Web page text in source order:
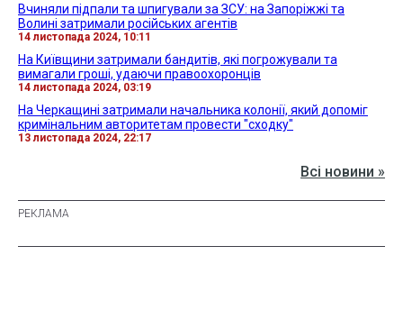
Вчиняли підпали та шпигували за ЗСУ: на Запоріжжі та
Волині затримали російських агентів
14 листопада 2024, 10:11
На Київщини затримали бандитів, які погрожували та
вимагали гроші, удаючи правоохоронців
14 листопада 2024, 03:19
На Черкащині затримали начальника колонії, який допоміг
кримінальним авторитетам провести "сходку"
13 листопада 2024, 22:17
Всі новини »